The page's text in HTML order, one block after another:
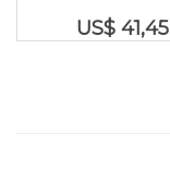
US$ 41,45